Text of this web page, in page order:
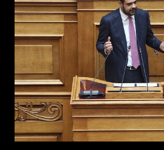
Μακεδονίας-Θράκης και ολοκληρώθηκε
23412/02-07-2025 έγγραφο της ΑΑΔΕ
πρωτόκολλο παράδοσης υλικών μεταξύ
Τελωνείων-Τμήμα Διαχείρισης Δημόσιου
συνεργαζόμενης με αυτήν εταιρείας
στο αρχείο αυτό δεν συμπεριλαμβάνονταν
κοινοποιηθεί ότι ελέγχεται και στο